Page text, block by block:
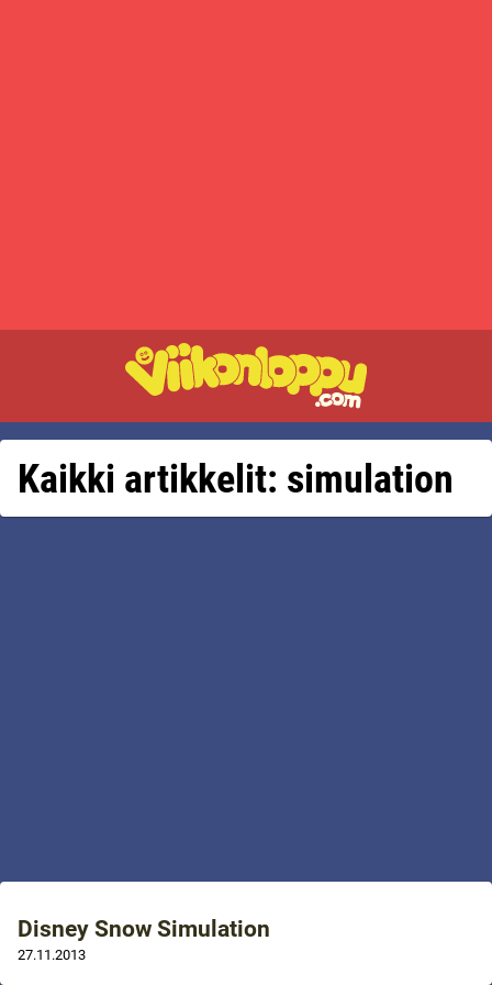
Kaikki artikkelit: simulation
Disney Snow Simulation
27.11.2013